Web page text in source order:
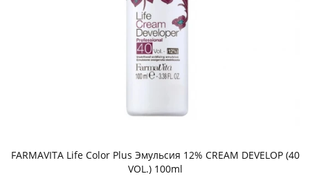
FARMAVITA Life Color Plus Эмульсия 12% CREAM DEVELOP (40
VOL.) 100ml